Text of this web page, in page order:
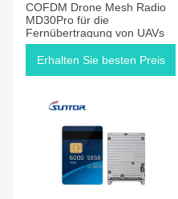
COFDM Drone Mesh Radio
MD30Pro für die
Fernübertragung von UAVs
Erhalten Sie besten Preis